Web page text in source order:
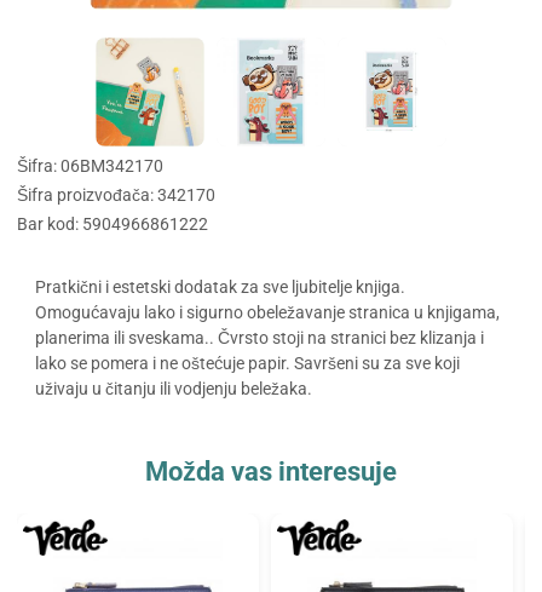
Šifra: 06BM342170
Šifra proizvođača: 342170
Bar kod: 5904966861222
Pratkični i estetski dodatak za sve ljubitelje knjiga.
Omogućavaju lako i sigurno obeležavanje stranica u knjigama,
planerima ili sveskama.. Čvrsto stoji na stranici bez klizanja i
lako se pomera i ne oštećuje papir. Savršeni su za sve koji
uživaju u čitanju ili vodjenju beležaka.
Možda vas interesuje